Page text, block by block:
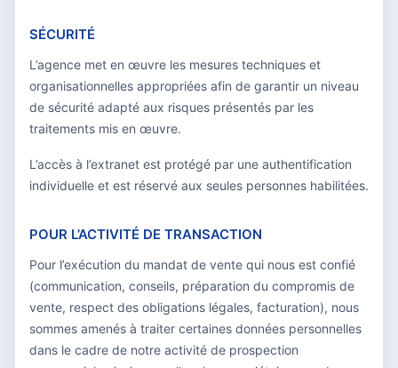
SÉCURITÉ
L’agence met en œuvre les mesures techniques et
organisationnelles appropriées afin de garantir un niveau
de sécurité adapté aux risques présentés par les
traitements mis en œuvre.
L’accès à l’extranet est protégé par une authentification
individuelle et est réservé aux seules personnes habilitées.
POUR L’ACTIVITÉ DE TRANSACTION
Pour l’exécution du mandat de vente qui nous est confié
(communication, conseils, préparation du compromis de
vente, respect des obligations légales, facturation), nous
sommes amenés à traiter certaines données personnelles
dans le cadre de notre activité de prospection